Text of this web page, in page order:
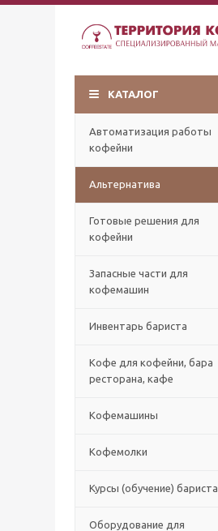
КАТАЛОГ
Автоматизация работы
кофейни
Альтернатива
Готовые решения для
кофейни
Запасные части для
кофемашин
Инвентарь бариста
Кофе для кофейни, бара
ресторана, кафе
Кофемашины
Кофемолки
Курсы (обучение) бариста
Оборудование для